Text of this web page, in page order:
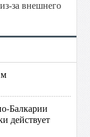
за внешнего
Балкарии
действует